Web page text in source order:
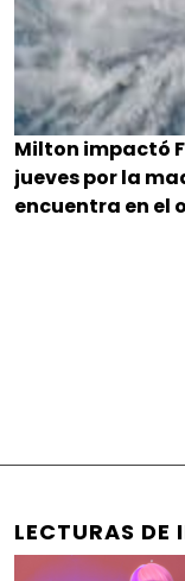
Milton impactó
jueves por la
encuentra en el
LECTURAS DE